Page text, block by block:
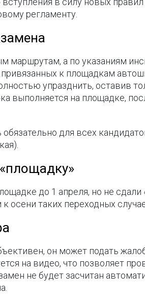
регламенту.
маршрутам, а по указаниям
к площадкам
упразднить, оставив
выполняется на площадке,
для всех
до 1 апреля, но не
таких переходных
он может подать
на видео, что позволяет
не будет засчитан